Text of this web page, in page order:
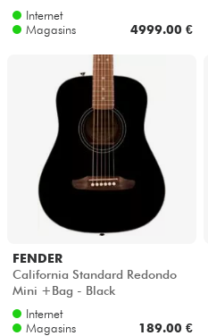
Internet
Magasins
4999.00 €
FENDER
California Standard Redondo
Mini +Bag - Black
Internet
Magasins
189.00 €